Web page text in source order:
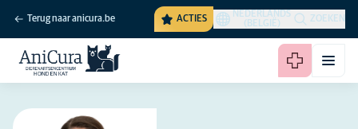
Terug naar anicura.be ACTIES
NEDERLANDS
(BELGIË)
ZOEKEN